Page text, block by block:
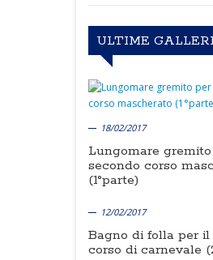
ULTIME
18/02/2017
Lungomare
secondo corso
(1°parte)
12/02/2017
Bagno di folla per il
corso di carnevale